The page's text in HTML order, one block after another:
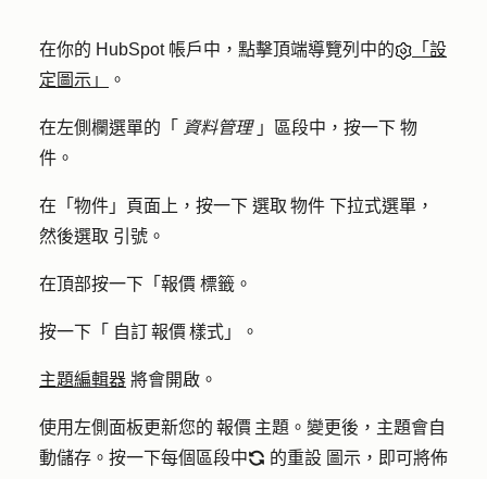
在你的 HubSpot 帳戶中，點擊頂端導覽列中的
「設
定圖示」
。
在左側欄選單的「 資料管理」區段中，按一下 物
件 。
在「物件」頁面上，按一下 選取 物件 下拉式選單，
然後選取 引號 。
在頂部按一下「 報價 標籤。
按一下「 自訂 報價 樣式 」。
主題編輯器 將會開啟。
使用左側面板更新您的 報價 主題。變更後，主題會自
動儲存。按一下每個區段中refresh 的重設 圖示，即可將佈